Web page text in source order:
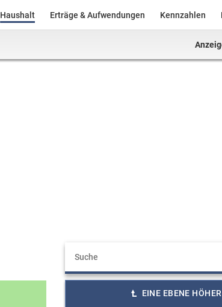
Haushalt Erträge & Aufwendungen Kennzahlen
EINE EBENE HÖHER